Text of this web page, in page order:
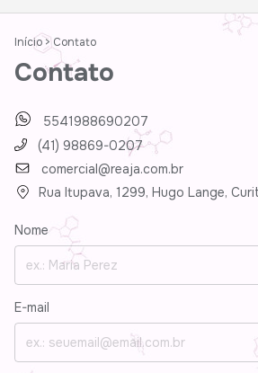
Início> Contato
Contato
5541988690207
(41) 98869-0207
comercial@reaja.com.br
Rua Itupava, 1299, Hugo Lange,
Nome
E-mail